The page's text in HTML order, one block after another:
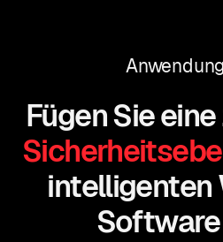
Fügen Sie
intelligenten
Software